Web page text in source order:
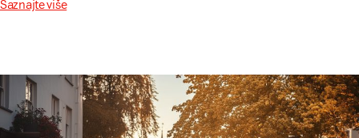
Saznajte više